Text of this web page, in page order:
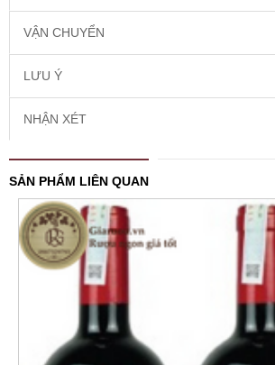
VẬN CHUYỂN
LƯU Ý
NHẬN XÉT
SẢN PHẨM LIÊN QUAN